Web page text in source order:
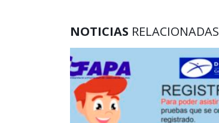
NOTICIAS RELACIONADAS